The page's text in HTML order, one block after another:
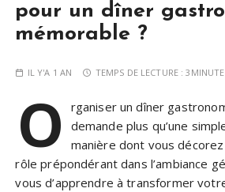
pour un dîner
mémorable ?
IL Y'A 1 AN TEMPS DE LECTURE :
O
rganiser un dîner
demande plus qu’une
manière dont vous
rôle prépondérant dans l’ambiance
vous d’apprendre à transformer